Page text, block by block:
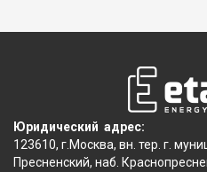
Юридический адрес:
123610, г.Москва, вн. тер. г.
Пресненский, наб.